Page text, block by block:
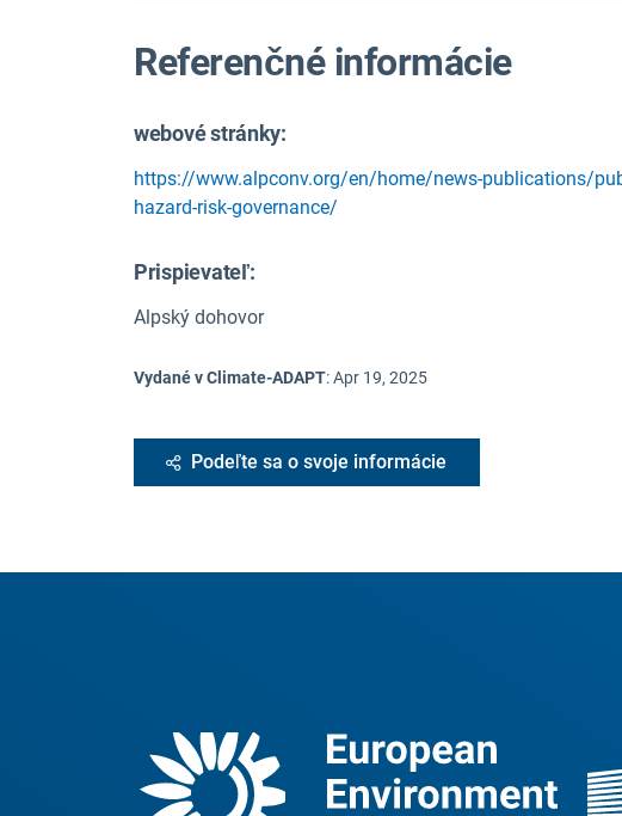
Referenčné informácie
webové stránky:
https://www.alpconv.org/en/home/news-publications/
hazard-risk-governance/
Prispievateľ:
Alpský dohovor
Vydané v Climate-ADAPT:Apr 19, 2025
Podeľte sa o svoje informácie